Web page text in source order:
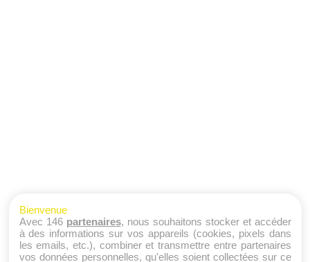
Bienvenue
Avec 146 partenaires, nous souhaitons stocker et accéder
à des informations sur vos appareils (cookies, pixels dans
les emails, etc.), combiner et transmettre entre partenaires
vos données personnelles, qu'elles soient collectées sur ce